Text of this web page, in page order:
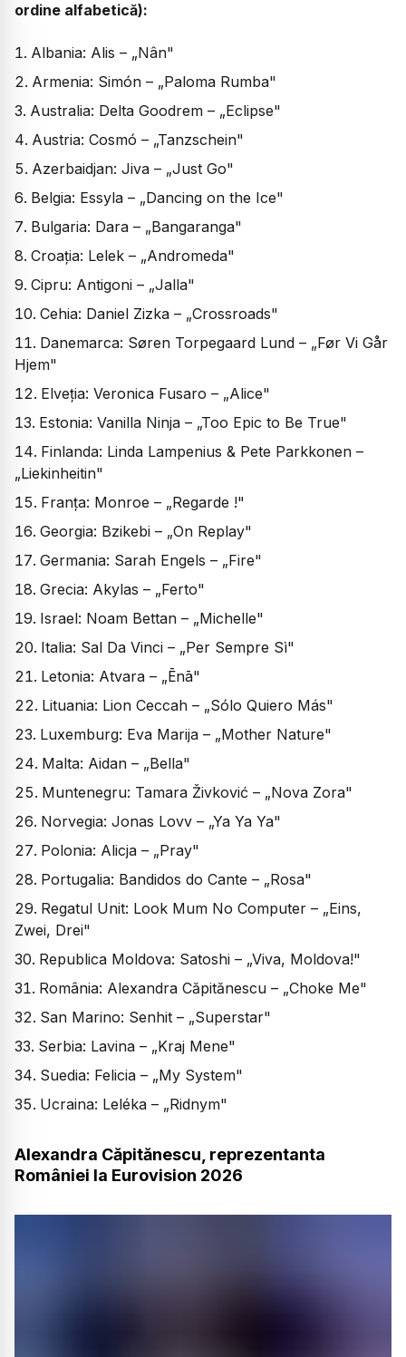
ordine alfabetică):
Albania: Alis – „Nân"
Armenia: Simón – „Paloma Rumba"
Australia: Delta Goodrem – „Eclipse"
Austria: Cosmó – „Tanzschein"
Azerbaidjan: Jiva – „Just Go"
Belgia: Essyla – „Dancing on the Ice"
Bulgaria: Dara – „Bangaranga"
Croația: Lelek – „Andromeda"
Cipru: Antigoni – „Jalla"
Cehia: Daniel Zizka – „Crossroads"
Danemarca: Søren Torpegaard Lund – „Før Vi Går
Hjem"
Elveția: Veronica Fusaro – „Alice"
Estonia: Vanilla Ninja – „Too Epic to Be True"
Finlanda: Linda Lampenius & Pete Parkkonen –
„Liekinheitin"
Franța: Monroe – „Regarde !"
Georgia: Bzikebi – „On Replay"
Germania: Sarah Engels – „Fire"
Grecia: Akylas – „Ferto"
Israel: Noam Bettan – „Michelle"
Italia: Sal Da Vinci – „Per Sempre Sì"
Letonia: Atvara – „Ēnā"
Lituania: Lion Ceccah – „Sólo Quiero Más"
Luxemburg: Eva Marija – „Mother Nature"
Malta: Aidan – „Bella"
Muntenegru: Tamara Živković – „Nova Zora"
Norvegia: Jonas Lovv – „Ya Ya Ya"
Polonia: Alicja – „Pray"
Portugalia: Bandidos do Cante – „Rosa"
Regatul Unit: Look Mum No Computer – „Eins,
Zwei, Drei"
Republica Moldova: Satoshi – „Viva, Moldova!"
România: Alexandra Căpitănescu – „Choke Me"
San Marino: Senhit – „Superstar"
Serbia: Lavina – „Kraj Mene"
Suedia: Felicia – „My System"
Ucraina: Leléka – „Ridnym"
Alexandra Căpitănescu, reprezentanta
României la Eurovision 2026